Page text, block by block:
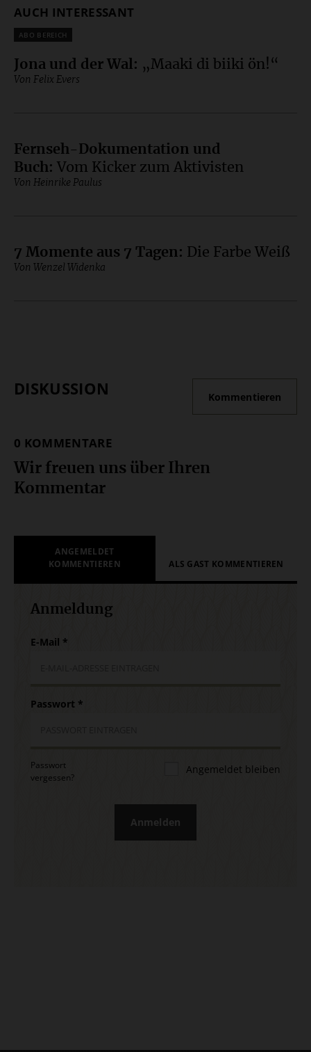
AUCH INTERESSANT
Plus
Jona und der Wal : „Maaki di biiki ön!“
Von Felix Evers
Fernseh-Dokumentation und
Buch: Vom Kicker zum Aktivisten
Von Heinrike Paulus
7 Momente aus 7 Tagen : Die Farbe Weiß
Von Wenzel Widenka
DISKUSSION Kommentieren
0 KOMMENTARE
Wir freuen uns über Ihren
Kommentar
ANGEMELDET
KOMMENTIEREN
ALS GAST KOMMENTIEREN
Anmeldung
E-Mail *
Passwort *
Passwort
vergessen?
Angemeldet bleiben
Anmelden